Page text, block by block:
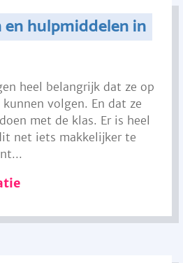
en hulpmiddelen in
heel belangrijk dat ze op
volgen. En dat ze
met de klas. Er is heel
net iets makkelijker te